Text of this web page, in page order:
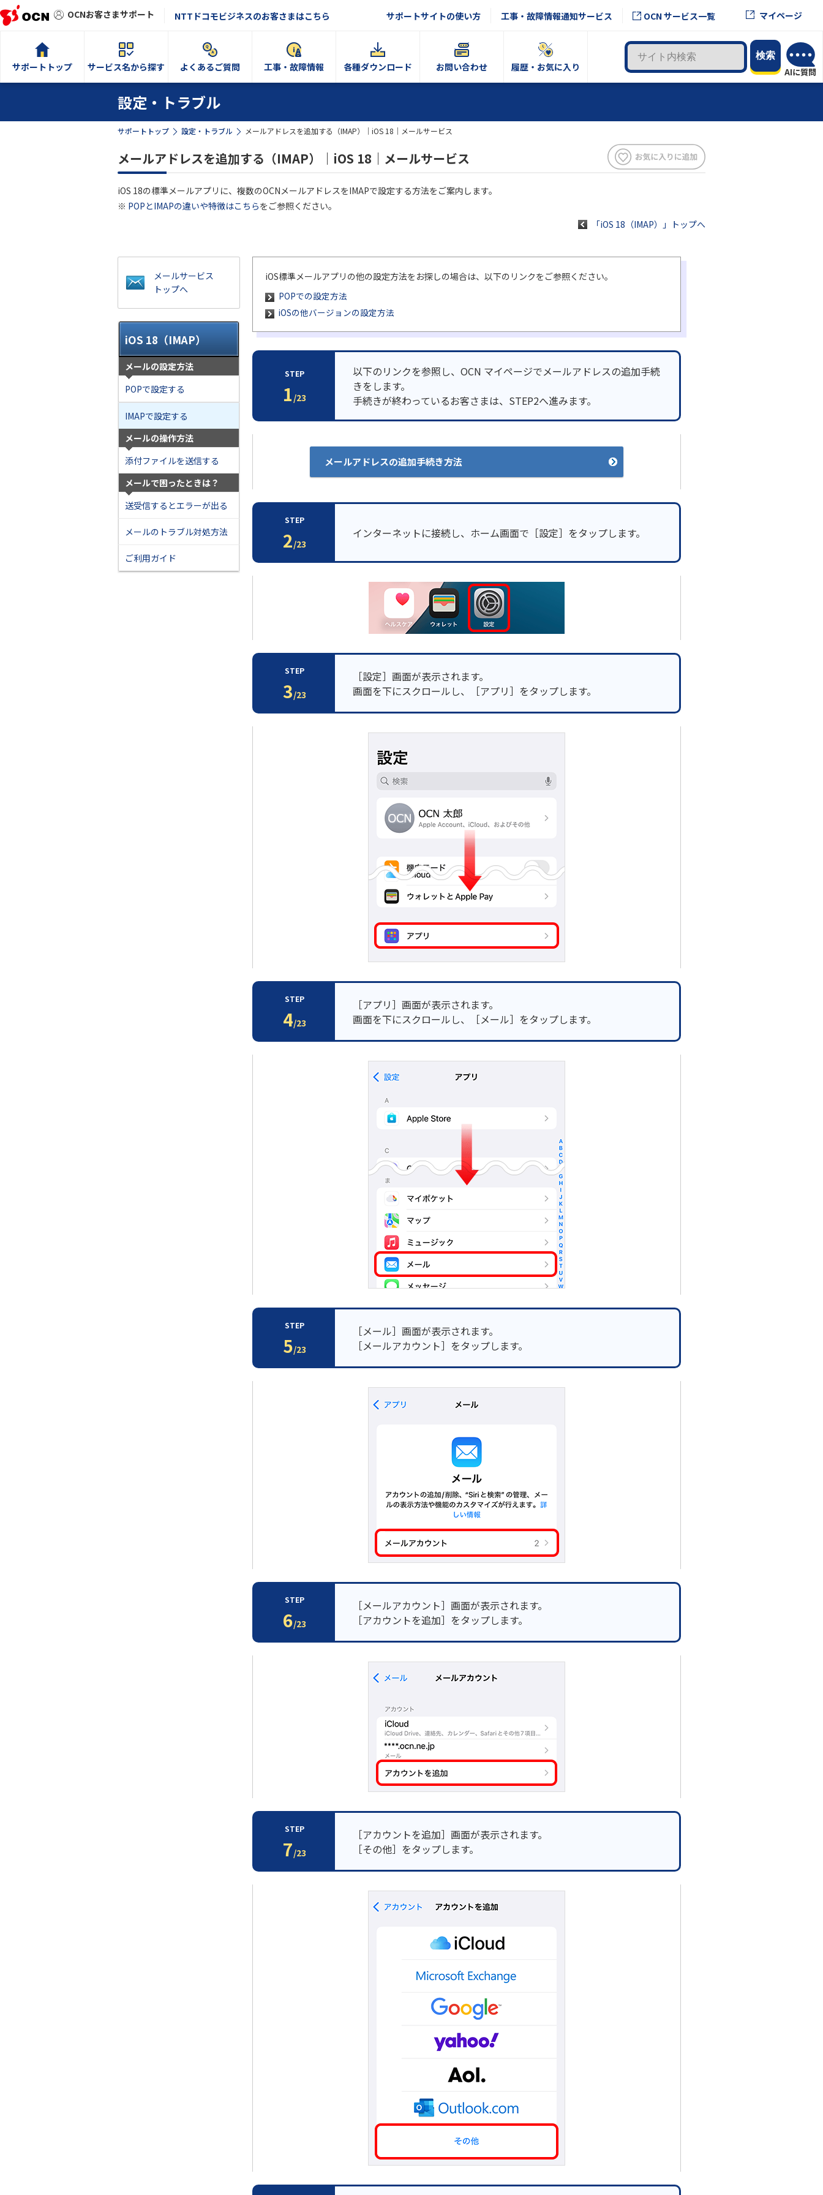
OCNお客さまサポート NTTドコモビジネスのお客さまはこちら サポートサイトの使い方 工事・故障情報通知サービス OCN サービス一覧 マイページ
サポートトップ サービス名から探す よくあるご質問 工事・故障情報 各種ダウンロード お問い合わせ 履歴・お気に入り
設定・トラブル
サポートトップ 設定・トラブル メールアドレスを追加する（IMAP）｜iOS 18｜メールサービス
メールアドレスを追加する（IMAP）｜iOS 18｜メールサービス
iOS 18の標準メールアプリに、複数のOCNメールアドレスをIMAPで設定する方法をご案内します。
※ POPとIMAPの違いや特徴はこちらをご参照ください。
「iOS 18（IMAP）」トップへ
メールサービス
トップへ
iOS 18（IMAP）
メールの設定方法
POPで設定する
IMAPで設定する
メールの操作方法
添付ファイルを送信する
メールで困ったときは？
送受信するとエラーが出る
メールのトラブル対処方法
ご利用ガイド
iOS標準メールアプリの他の設定方法をお探しの場合は、以下のリンクをご参照ください。
POPでの設定方法
iOSの他バージョンの設定方法
STEP
1 /23
以下のリンクを参照し、OCN マイページでメールアドレスの追加手続
きをします。
手続きが終わっているお客さまは、STEP2へ進みます。
メールアドレスの追加手続き方法
STEP
2/23
インターネットに接続し、ホーム画面で［設定］をタップします。
STEP
3/23
［設定］画面が表示されます。
画面を下にスクロールし、［アプリ］をタップします。
STEP
4/23
［アプリ］画面が表示されます。
画面を下にスクロールし、［メール］をタップします。
STEP
5/23
［メール］画面が表示されます。
［メールアカウント］をタップします。
STEP
6/23
［メールアカウント］画面が表示されます。
［アカウントを追加］をタップします。
STEP
7/23
［アカウントを追加］画面が表示されます。
［その他］をタップします。